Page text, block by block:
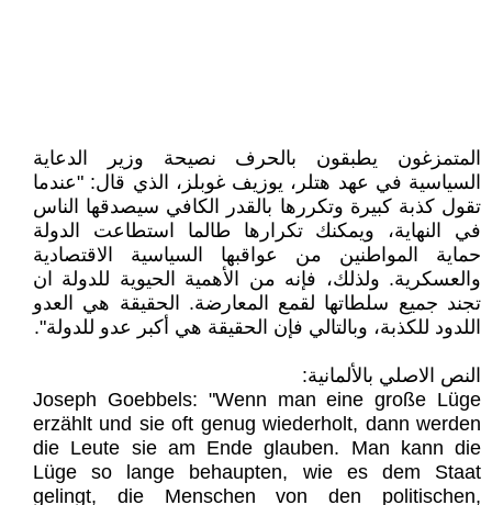
المتمزغون يطبقون بالحرف نصيحة وزير الدعاية
السياسية في عهد هتلر، يوزيف غوبلز، الذي قال: "عندما
تقول كذبة كبيرة وتكررها بالقدر الكافي سيصدقها الناس
في النهاية، ويمكنك تكرارها طالما استطاعت الدولة
حماية المواطنين من عواقبها السياسية الاقتصادية
والعسكرية. ولذلك، فإنه من الأهمية الحيوية للدولة ان
تجند جميع سلطاتها لقمع المعارضة. الحقيقة هي العدو
اللدود للكذبة، وبالتالي فإن الحقيقة هي أكبر عدو للدولة".
النص الاصلي بالألمانية:
Joseph Goebbels: "Wenn man eine große Lüge
erzählt und sie oft genug wiederholt, dann werden
die Leute sie am Ende glauben. Man kann die
Lüge so lange behaupten, wie es dem Staat
gelingt, die Menschen von den politischen,